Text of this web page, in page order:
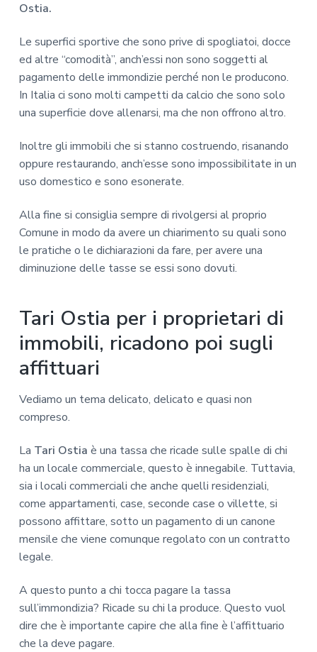
Ostia.
Le superfici sportive che sono prive di spogliatoi, docce
ed altre “comodità”, anch’essi non sono soggetti al
pagamento delle immondizie perché non le producono.
In Italia ci sono molti campetti da calcio che sono solo
una superficie dove allenarsi, ma che non offrono altro.
Inoltre gli immobili che si stanno costruendo, risanando
oppure restaurando, anch’esse sono impossibilitate in un
uso domestico e sono esonerate.
Alla fine si consiglia sempre di rivolgersi al proprio
Comune in modo da avere un chiarimento su quali sono
le pratiche o le dichiarazioni da fare, per avere una
diminuzione delle tasse se essi sono dovuti.
Tari Ostia per i proprietari di
immobili, ricadono poi sugli
affittuari
Vediamo un tema delicato, delicato e quasi non
compreso.
La Tari Ostia è una tassa che ricade sulle spalle di chi
ha un locale commerciale, questo è innegabile. Tuttavia,
sia i locali commerciali che anche quelli residenziali,
come appartamenti, case, seconde case o villette, si
possono affittare, sotto un pagamento di un canone
mensile che viene comunque regolato con un contratto
legale.
A questo punto a chi tocca pagare la tassa
sull’immondizia? Ricade su chi la produce. Questo vuol
dire che è importante capire che alla fine è l’affittuario
che la deve pagare.